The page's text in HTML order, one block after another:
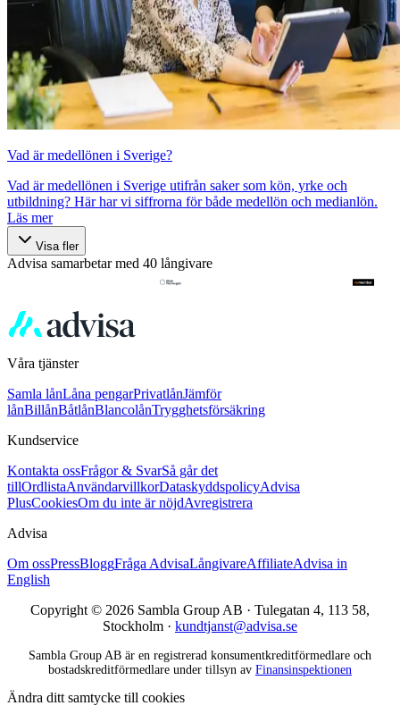
Vad är medellönen i Sverige?
Vad är medellönen i Sverige utifrån saker som kön, yrke och
utbildning? Här har vi siffrorna för både medellön och medianlön.
Läs mer
Visa fler
Advisa samarbetar med 40 långivare
Våra tjänster
Samla lånLåna pengarPrivatlånJämför
lånBillånBåtlånBlancolånTrygghetsförsäkring
Kundservice
Kontakta ossFrågor & SvarSå går det
tillOrdlistaAnvändarvillkorDataskyddspolicyAdvisa
PlusCookiesOm du inte är nöjdAvregistrera
Advisa
Om ossPressBloggFråga AdvisaLångivareAffiliateAdvisa in
English
Copyright © 2026 Sambla Group AB · Tulegatan 4, 113 58,
Stockholm · kundtjanst@advisa.se
Sambla Group AB är en registrerad konsumentkreditförmedlare och
bostadskreditförmedlare under tillsyn av Finansinspektionen
Ändra ditt samtycke till cookies